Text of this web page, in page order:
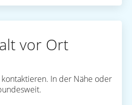
vor Ort
In der Nähe oder